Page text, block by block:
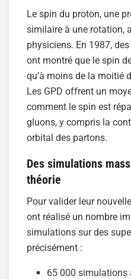
Le spin du proton, une
similaire à une rotation,
physiciens. En 1987,
ont montré que le spin
qu’à moins de la moitié
Les GPD offrent un
comment le spin est
gluons, y compris la
orbital des partons.
Des simulations
théorie
Pour valider leur
ont réalisé un nombre
simulations sur des
précisément :
65 000 simulations